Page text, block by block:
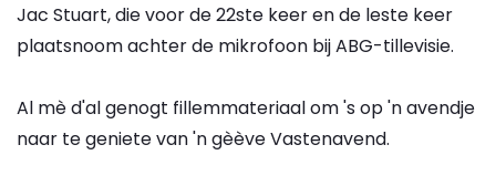
Jac Stuart, die voor de 22ste keer en de leste keer
plaatsnoom achter de mikrofoon bij ABG-tillevisie.
Al mè d'al genogt fillemmateriaal om 's op 'n avendje
naar te geniete van 'n gèève Vastenavend.